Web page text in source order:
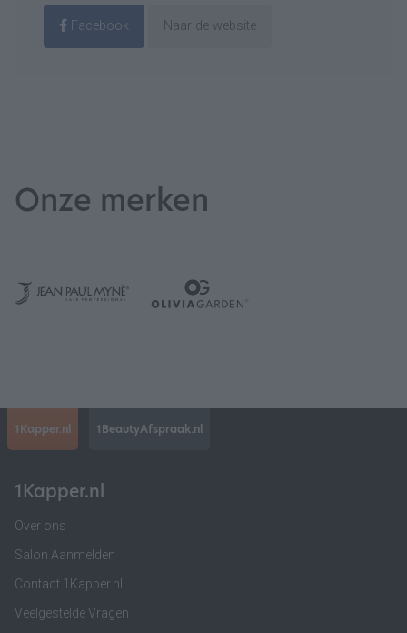
Facebook Naar de website
Onze merken
1Kapper.nl 1BeautyAfspraak.nl
1Kapper.nl
Over ons
Salon Aanmelden
Contact 1Kapper.nl
Veelgestelde Vragen